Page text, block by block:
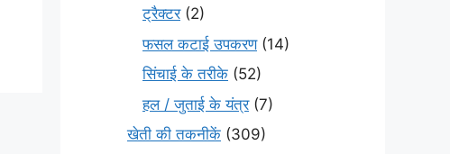
ट्रैक्टर(2)
फसल कटाई उपकरण(14)
सिंचाई के तरीके (52)
हल / जुताई के यंत्र(7)
खेती की तकनीकें (309)